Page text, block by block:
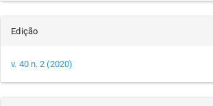
Edição
v. 40 n. 2 (2020)